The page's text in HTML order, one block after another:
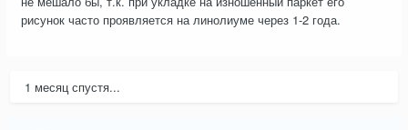
рисунок часто проявляется на линолиуме через 1-2 года.
1 месяц спустя...